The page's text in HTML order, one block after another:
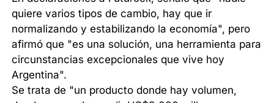
quiere varios tipos de cambio, hay que ir
normalizando y estabilizando la economía", pero
afirmó que "es una solución, una herramienta para
circunstancias excepcionales que vive hoy
Argentina".
Se trata de "un producto donde hay volumen,